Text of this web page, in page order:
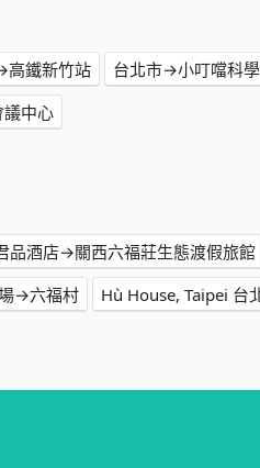
高鐵新竹站 台北市→小叮噹科
中心
品酒店→關西六福莊生態渡假旅館
→六福村 Hù House, Taipei 台